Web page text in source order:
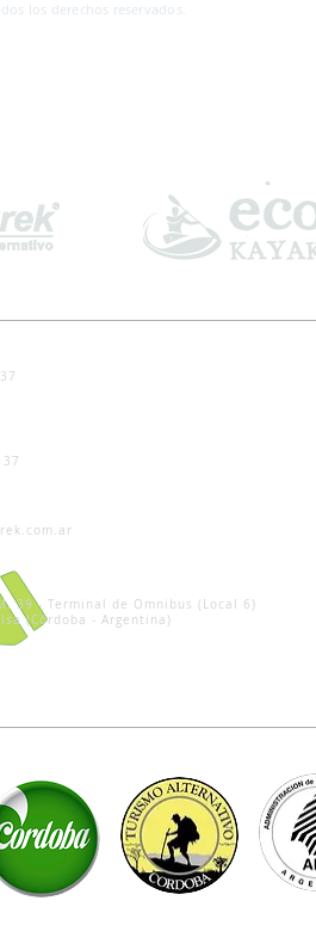
los derechos reservados.
39 - Terminal de Omnibus (Local 6)
(Córdoba - Argentina)